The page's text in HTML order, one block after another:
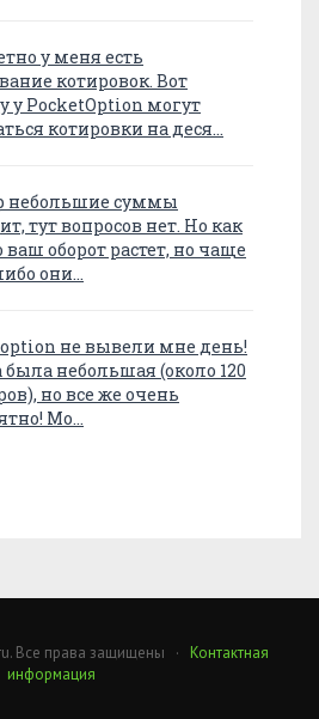
у меня есть
котировок. Вот
у PocketOption могут
котировки на деся…
небольшие суммы
тут вопросов нет. Но как
ваш оборот растет, но чаще
они…
не вывели мне день!
небольшая (около 120
но все же очень
Мо…
Все права защищены · Контактная
информация